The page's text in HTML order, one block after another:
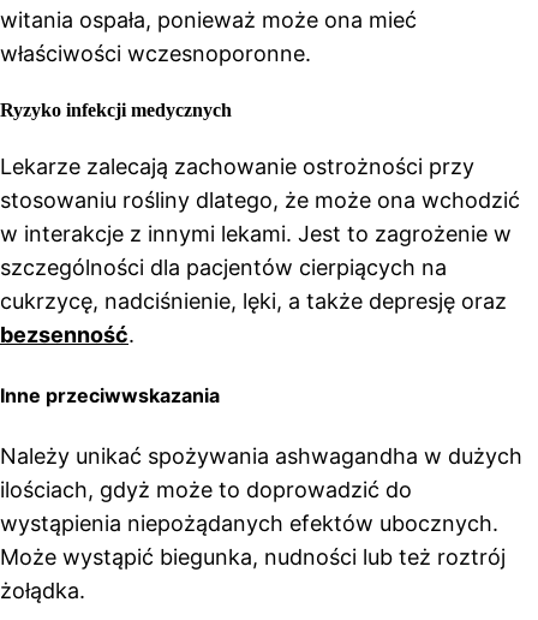
witania ospała, ponieważ może ona mieć
właściwości wczesnoporonne.
Ryzyko infekcji medycznych
Lekarze zalecają zachowanie ostrożności przy
stosowaniu rośliny dlatego, że może ona wchodzić
w interakcje z innymi lekami. Jest to zagrożenie w
szczególności dla pacjentów cierpiących na
cukrzycę, nadciśnienie, lęki, a także depresję oraz
bezsenność.
Inne przeciwwskazania
Należy unikać spożywania ashwagandha w dużych
ilościach, gdyż może to doprowadzić do
wystąpienia niepożądanych efektów ubocznych.
Może wystąpić biegunka, nudności lub też roztrój
żołądka.